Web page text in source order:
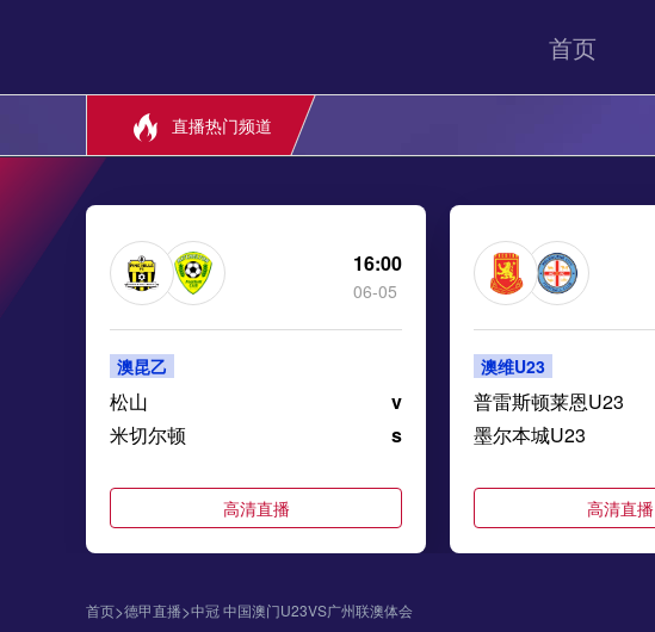
首页
直播热门频道
16:00
06-05
澳昆乙
松山
v
米切尔顿
s
高清直播
澳维U23
普雷斯顿莱恩U23
墨尔本城U23
高清直播
首页>德甲直播>中冠 中国澳门U23VS广州联澳体会